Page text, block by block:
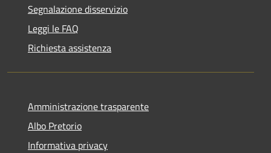
Segnalazione disservizio
Leggi le FAQ
Richiesta assistenza
Amministrazione trasparente
Albo Pretorio
Informativa privacy